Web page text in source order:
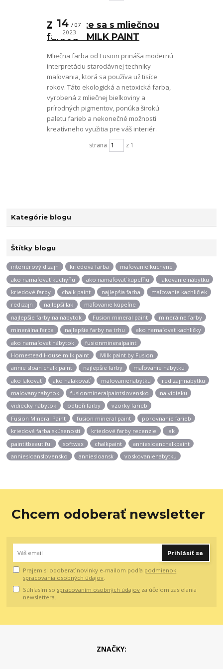
Kategórie blogu
Štítky blogu
interiérový dizajn kriedová farba
maľovanie kuchyne
ako namaľovať kuchyňu
ako namaľovať kúpeľňu
lakovanie nábytku
kriedové farby
chalk paint najlepšia farba
maľovanie kachličiek
redizajn
najlepší lak
maľovanie kúpeľne
najlepšie farby na nábytok
Fusion mineral paint
minerálne farby
minerálna farba
najlepšie farby na trhu
ako namaľovať kachličky
ako namaľovať nábytok
fusionmineralpaint
Homestead House milk paint
Milk paint by Fusion
annie sloan chalk paint
najlepšie farby
maľovanie nábytku
ako lakovať
ako nalakovať malovanienabytku
redizajnnabytku
malovanynabytok
fusionmineralpaintslovensko
na vidieku
vidiecky nábytok
odtieň farby
vzorky farieb
Fusion Mineral Paint
fusion mineral paint
porovnanie farieb
kriedová farba skúsenosti
kriedové farby recenzie
lak
paintitbeautiful
softwax chalkpaint
anniesloanchalkpaint
anniesloanslovensko
anniesloansk voskovanienabytku
Zoznámte sa s mliečnou
farbou - MILK PAINT
14
07
2023
Mliečna farba od Fusion prináša modernú
interpretáciu starodávnej techniky
maľovania, ktorá sa používa už tisíce
rokov. Táto ekologická a netoxická farba,
vyrobená z mliečnej bielkoviny a
prírodných pigmentov, ponúka širokú
paletu farieb a nekonečné možnosti
kreatívneho využitia pre váš interiér.
strana z 1
Chcem odoberať newsletter
Prihlásiť sa
Prajem si odoberať novinky e-mailom podľa podmienok
spracovania osobných údajov.
Súhlasím so spracovaním osobných údajov za účelom zasielania
newslettera.
ZNAČKY: